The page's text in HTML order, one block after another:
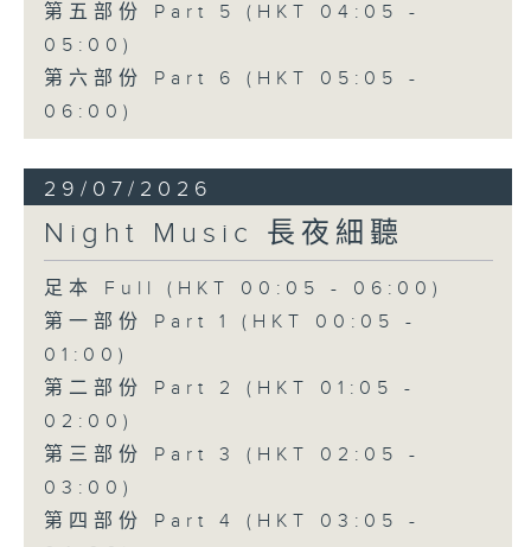
第五部份 Part 5 (HKT 04:05 -
05:00)
第六部份 Part 6 (HKT 05:05 -
06:00)
29/07/2026
Night Music 長夜細聽
足本 Full (HKT 00:05 - 06:00)
第一部份 Part 1 (HKT 00:05 -
01:00)
第二部份 Part 2 (HKT 01:05 -
02:00)
第三部份 Part 3 (HKT 02:05 -
03:00)
第四部份 Part 4 (HKT 03:05 -